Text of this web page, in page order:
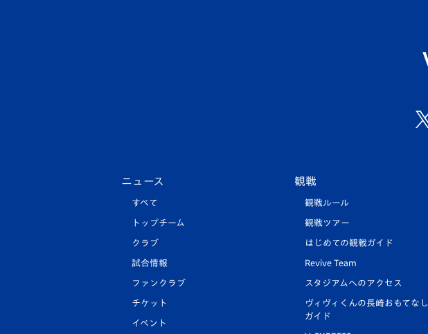
ニュース
すべて
トップチーム
クラブ
試合情報
ファンクラブ
チケット
イベント
観戦
観戦ルール
観戦ツアー
はじめての観戦ガイド
Revive Team
スタジアムへのアクセス
ヴィヴィくんの長崎おもてなし
ガイド